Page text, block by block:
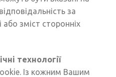
за
або зміст сторонніх
технології
Із кожним Вашим